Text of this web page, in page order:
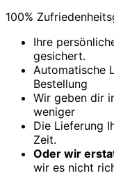
100%
Ihre
gesichert.
Automatische
Bestellung
Wir geben dir
weniger
Die Lieferung
Zeit.
Oder wir
wir es nicht